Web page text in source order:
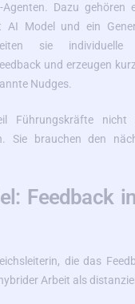
Agenten. Dazu gehören
AI Model und ein
sie individuelle
und erzeugen
Nudges.
Führungskräfte nicht
Sie brauchen den
Feedback
die das
Arbeit als